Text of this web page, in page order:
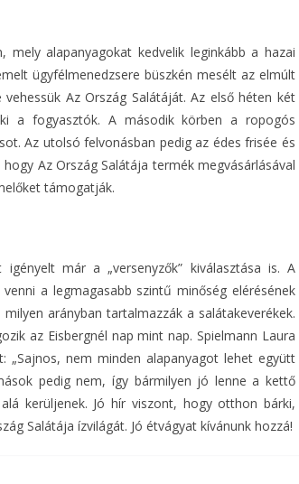
alapanyagokat kedvelik leginkább a hazai
ügyfélmenedzsere büszkén mesélt az elmúlt
Az Ország Salátáját. Az első héten két
a fogyasztók. A második körben a ropogós
Az utolsó felvonásban pedig az édes frisée és
Az Ország Salátája termék megvásárlásával
támogatják.
már a „versenyzők” kiválasztása is. A
a legmagasabb szintű minőség elérésének
arányban tartalmazzák a salátakeverékek.
az Eisbergnél nap mint nap. Spielmann Laura
„Sajnos, nem minden alapanyagot lehet együtt
pedig nem, így bármilyen jó lenne a kettő
kerüljenek. Jó hír viszont, hogy otthon bárki,
Salátája ízvilágát. Jó étvágyat kívánunk hozzá!